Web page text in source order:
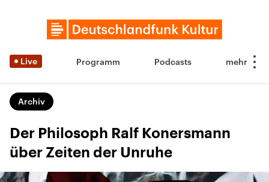
Live Programm Podcasts
Archiv
Der Philosoph Ralf Konersmann
über Zeiten der Unruhe